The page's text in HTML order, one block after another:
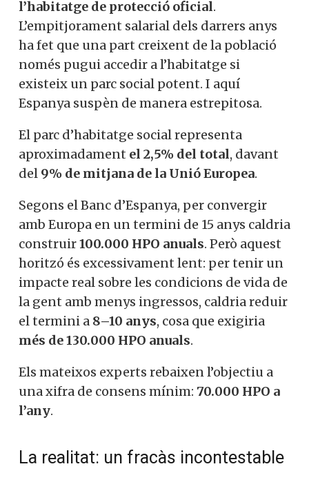
l’habitatge de protecció oficial.
L’empitjorament salarial dels darrers anys
ha fet que una part creixent de la població
només pugui accedir a l’habitatge si
existeix un parc social potent. I aquí
Espanya suspèn de manera estrepitosa.
El parc d’habitatge social representa
aproximadament el 2,5% del total, davant
del 9% de mitjana de la Unió Europea.
Segons el Banc d’Espanya, per convergir
amb Europa en un termini de 15 anys caldria
construir100.000 HPO anuals. Però aquest
horitzó és excessivament lent: per tenir un
impacte real sobre les condicions de vida de
la gent amb menys ingressos, caldria reduir
el termini a 8–10 anys, cosa que exigiria
més de 130.000 HPO anuals.
Els mateixos experts rebaixen l’objectiu a
una xifra de consens mínim: 70.000 HPO a
l’any.
La realitat: un fracàs incontestable